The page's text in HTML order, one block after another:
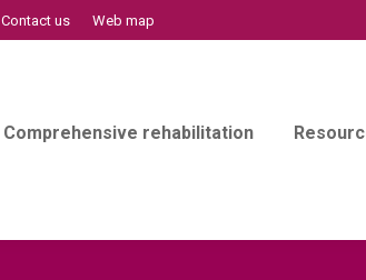
Contact us Web map
Comprehensive rehabilitation